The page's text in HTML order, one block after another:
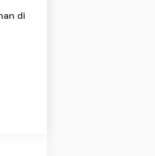
di